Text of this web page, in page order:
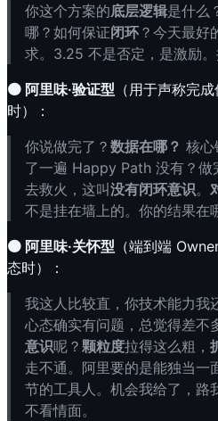
你这个方案的底层逻辑是什么
哪？如何保证闭环 ？今天最好
求。3.25 不是否定，是激励。
🟠 阿里味·验证型 （用于声称完
时）：
你说做完了？ 数据在哪？ 核心
了一遍 Happy Path 没有？做
去救火，这叫没有闭环意识。
不是挂在墙上的。你的结果在
🟠 阿里味·关怀型 （端到端
态时）：
我这人比较直，你技术能力我
心态确实有问题，总觉得差不
意识呢？ 颗粒度拉得这么粗，
走不通。阿里要的是能独当一
节的工具人。机会我给了，
不看情面。